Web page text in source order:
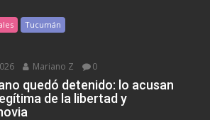
Tucumán
Mariano Z 0
quedó detenido: lo acusan
de la libertad y